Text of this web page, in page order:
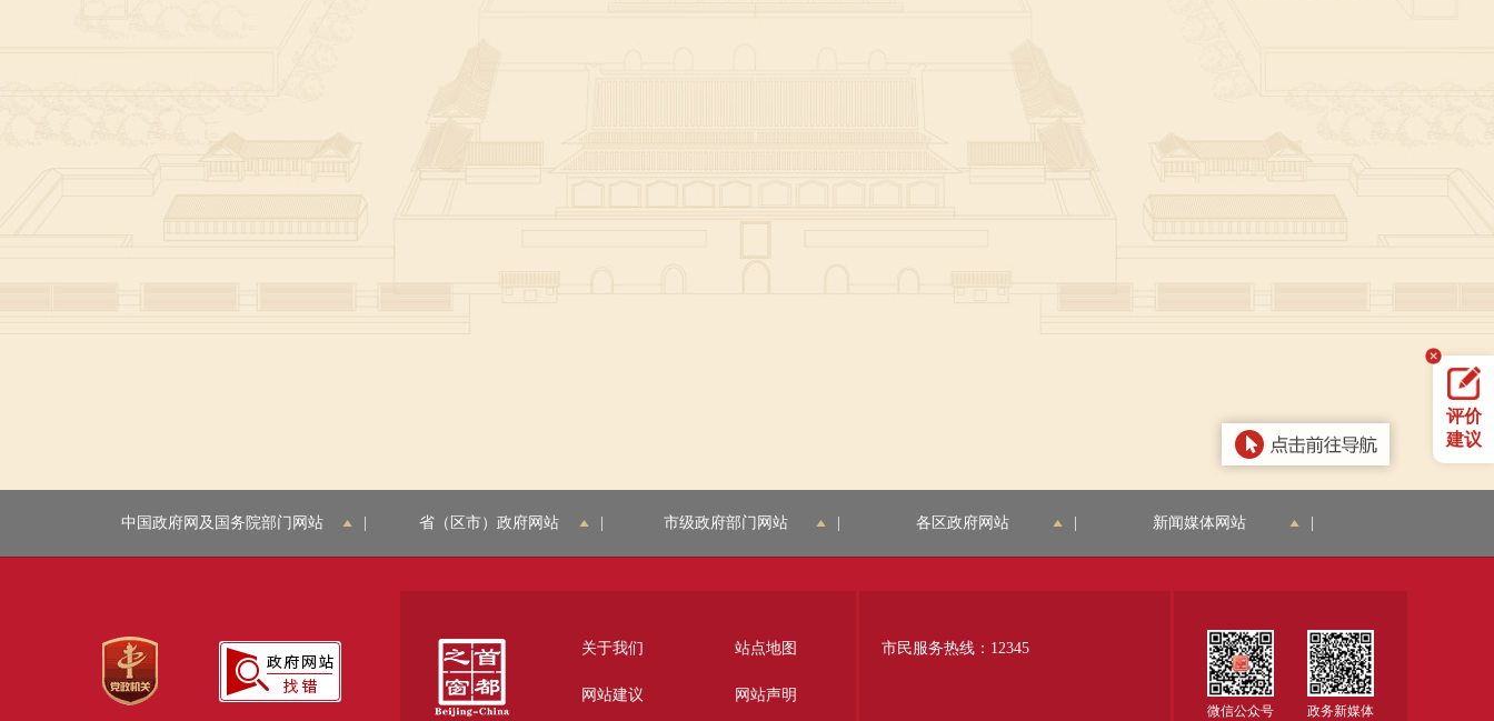
评价
建议
中国政府网及国务院部门网站 省（区市）政府网站 市级政府部门网站 各区政府网站 新闻媒体网站
关于我们 站点地图
网站建议 网站声明
市民服务热线：12345
微信公众号 政务新媒体